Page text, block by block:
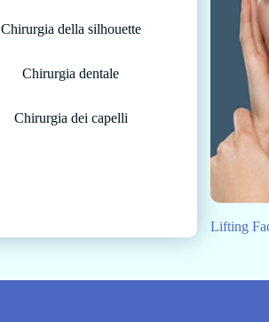
Chirurgia della silhouette
Chirurgia dentale
Chirurgia dei capelli
Lifting